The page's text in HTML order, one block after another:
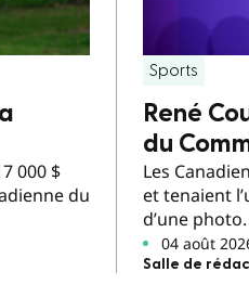
000 $
du
Sports
René
du
Les
et tenaient
d’une photo.
04 août
Salle de